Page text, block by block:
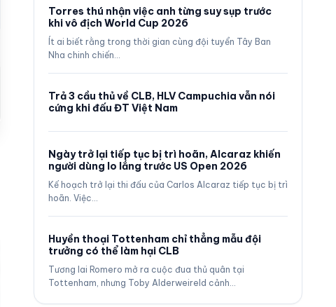
Torres thú nhận việc anh từng suy sụp trước
khi vô địch World Cup 2026
Ít ai biết rằng trong thời gian cùng đội tuyển Tây Ban
Nha chinh chiến…
Trả 3 cầu thủ về CLB, HLV Campuchia vẫn nói
cứng khi đấu ĐT Việt Nam
Ngày trở lại tiếp tục bị trì hoãn, Alcaraz khiến
người dùng lo lắng trước US Open 2026
Kế hoạch trở lại thi đấu của Carlos Alcaraz tiếp tục bị trì
hoãn. Việc…
Huyền thoại Tottenham chỉ thẳng mẫu đội
trưởng có thể làm hại CLB
Tương lai Romero mở ra cuộc đua thủ quân tại
Tottenham, nhưng Toby Alderweireld cảnh…